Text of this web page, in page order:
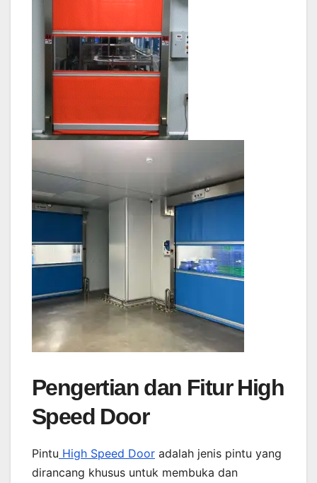
Pengertian dan Fitur High
Speed Door
Pintu High Speed Door adalah jenis pintu yang
dirancang khusus untuk membuka dan